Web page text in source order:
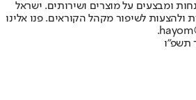
ומבצעים על מוצרים ושירותים. ישראל
ולהצעות לשיפור מקהל הקוראים. פנו אלינו
תשפ"ו